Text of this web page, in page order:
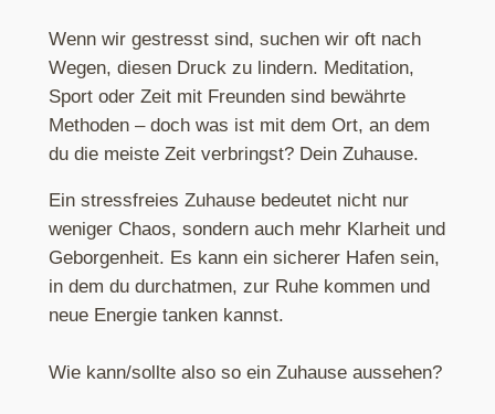
Wenn wir gestresst sind, suchen wir oft nach
Wegen, diesen Druck zu lindern. Meditation,
Sport oder Zeit mit Freunden sind bewährte
Methoden – doch was ist mit dem Ort, an dem
du die meiste Zeit verbringst? Dein Zuhause.
Ein stressfreies Zuhause bedeutet nicht nur
weniger Chaos, sondern auch mehr Klarheit und
Geborgenheit. Es kann ein sicherer Hafen sein,
in dem du durchatmen, zur Ruhe kommen und
neue Energie tanken kannst.
Wie kann/sollte also so ein Zuhause aussehen?